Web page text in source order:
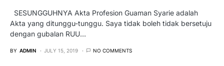
SESUNGGUHNYA Akta Profesion Guaman Syarie adalah
Akta yang ditunggu-tunggu. Saya tidak boleh tidak bersetuju
dengan gubalan RUU…
BY ADMIN JULY 15, 2019 NO COMMENTS